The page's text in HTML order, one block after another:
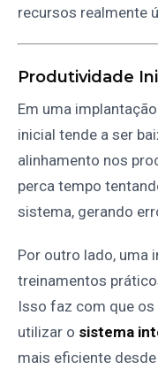
recursos realmente
Produtividade
Em uma
inicial tende a ser
alinhamento nos
perca tempo
sistema, gerando
Por outro lado, uma
treinamentos
Isso faz com que
utilizar o sistema
mais eficiente